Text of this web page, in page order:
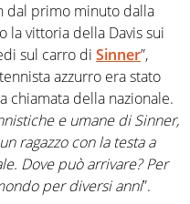
dal primo minuto dalla
la vittoria della Davis sui
sul carro di Sinner”,
azzurro era stato
chiamata della nazionale.
e umane di Sinner,
ragazzo con la testa a
Dove può arrivare? Per
per diversi anni”.